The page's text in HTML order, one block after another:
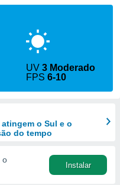
UV3 Moderado
FPS6-10
o Sul e o
do tempo
o
Instalar